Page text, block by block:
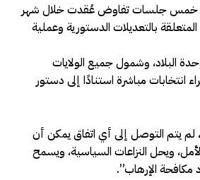
خمس جلسات تفاوض عُقدت خلال شهر
بالتعديلات الدستورية وعملية
البلاد، وشمول جميع الولايات
انتخابات مباشرة استنادًا إلى دستور
يتم التوصل إلى أي اتفاق يمكن أن
ويحل النزاعات السياسية، ويسمح
مكافحة الإرهاب”.